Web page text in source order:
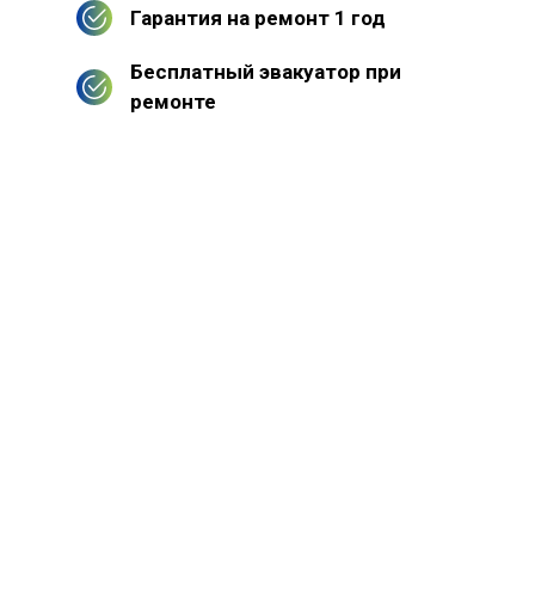
Гарантия на ремонт 1 год
Бесплатный эвакуатор при
ремонте